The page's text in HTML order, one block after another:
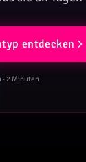
entdecken
· 2 Minuten